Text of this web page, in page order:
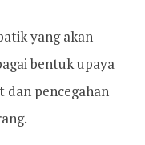
yang akan
bentuk upaya
dan pencegahan